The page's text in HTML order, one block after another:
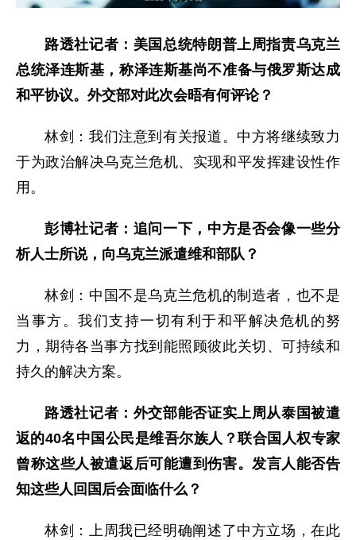
路透社记者：美国总统特朗普上周指责乌克兰
总统泽连斯基，称泽连斯基尚不准备与俄罗斯达成
和平协议。外交部对此次会晤有何评论？
林剑：我们注意到有关报道。中方将继续致力
于为政治解决乌克兰危机、实现和平发挥建设性作
用。
彭博社记者：追问一下，中方是否会像一些分
析人士所说，向乌克兰派遣维和部队？
林剑：中国不是乌克兰危机的制造者，也不是
当事方。我们支持一切有利于和平解决危机的努
力，期待各当事方找到能照顾彼此关切、可持续和
持久的解决方案。
路透社记者：外交部能否证实上周从泰国被遣
返的40名中国公民是维吾尔族人？联合国人权专家
曾称这些人被遣返后可能遭到伤害。发言人能否告
知这些人回国后会面临什么？
林剑：上周我已经明确阐述了中方立场，在此